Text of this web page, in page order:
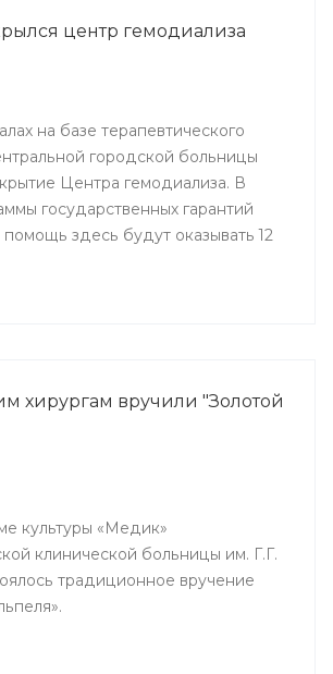
и студенты старших
центр гемодиализа
на базе терапевтического
городской больницы
Центра гемодиализа. В
государственных гарантий
здесь будут оказывать 12
хирургам вручили "Золотой
культуры «Медик»
клинической больницы им. Г.Г.
традиционное вручение